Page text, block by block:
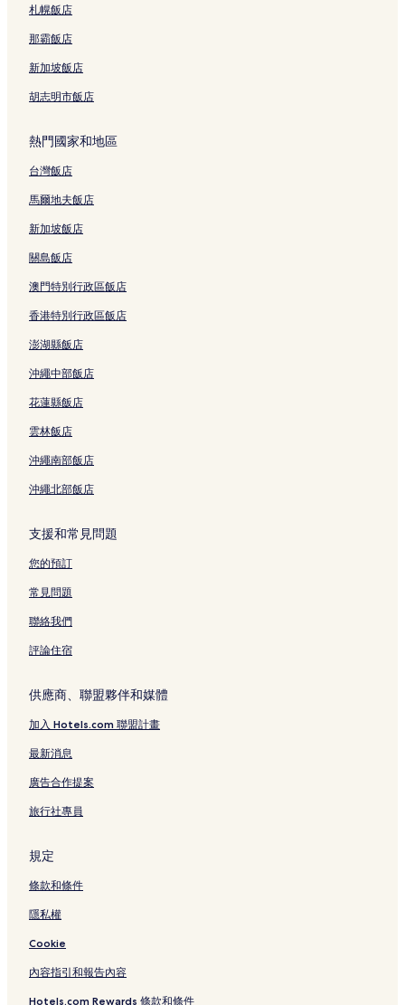
札幌飯店
那霸飯店
新加坡飯店
胡志明市飯店
熱門國家和地區
台灣飯店
馬爾地夫飯店
新加坡飯店
關島飯店
澳門特別行政區飯店
香港特別行政區飯店
澎湖縣飯店
沖繩中部飯店
花蓮縣飯店
雲林飯店
沖繩南部飯店
沖繩北部飯店
支援和常見問題
您的預訂
常見問題
聯絡我們
評論住宿
供應商、聯盟夥伴和媒體
加入 Hotels.com 聯盟計畫
最新消息
廣告合作提案
旅行社專員
規定
條款和條件
隱私權
Cookie
內容指引和報告內容
Hotels.com Rewards 條款和條件